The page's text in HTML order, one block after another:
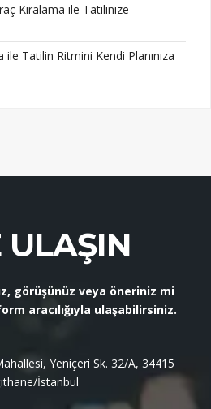
Kiralama ile Tatilinize
Tatilin Ritmini Kendi Planınıza
ULAŞIN
görüşünüz veya öneriniz mi
aracılığıyla ulaşabilirsiniz.
Yeniçeri Sk. 32/A, 34415
İstanbul